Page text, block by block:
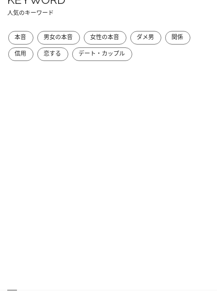
人気のキーワード
本音 男女の本音 女性の本音 ダメ男
関係
信用
恋する デート・カップル